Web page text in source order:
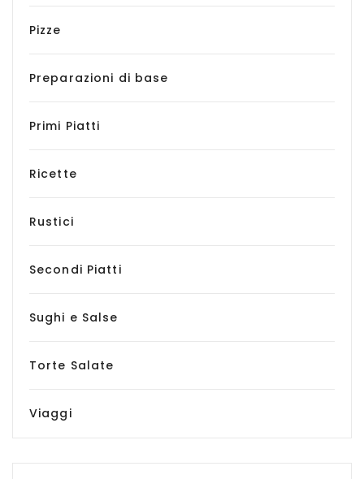
Pizze
Preparazioni di base
Primi Piatti
Ricette
Rustici
Secondi Piatti
Sughi e Salse
Torte Salate
Viaggi